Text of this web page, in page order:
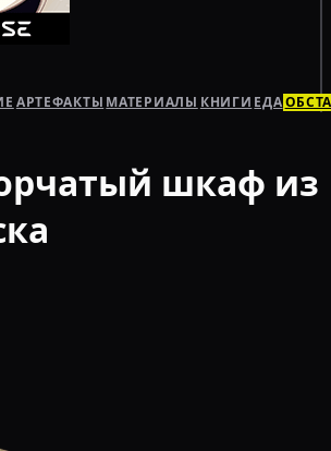
АРТЕФАКТЫ МАТЕРИАЛЫ КНИГИ ЕДА
шкаф из